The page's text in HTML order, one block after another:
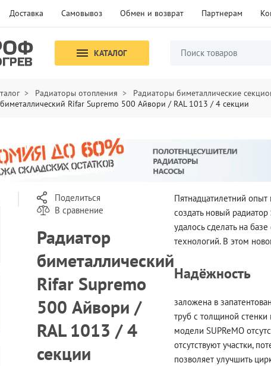
Доставка Самовывоз Обмен и возврат Партнерам
КАТАЛОГ
Радиаторы отопления Радиаторы биметаллические
Rifar Supremo 500 Айвори / RAL 1013 / 4 секции
Поделиться
В сравнение
Радиатор
биметаллический
Rifar Supremo
500 Айвори /
RAL 1013 / 4
секции
Пятнадцатилетний
создать новый радиатор
удалось сделать на
технологий. В этом
Надёжность
заложена в
труб с толщиной стенки
модели SUPReMO
отсутствуют участки,
позволяет улучшить